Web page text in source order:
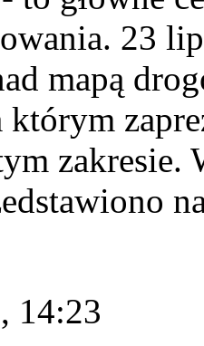
23
mapą
zakresie.
14:23